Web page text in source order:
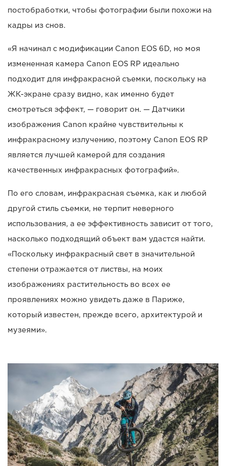
постобработки, чтобы фотографии были похожи на
кадры из снов.
«Я начинал с модификации Canon EOS 6D, но моя
измененная камера Canon EOS RP идеально
подходит для инфракрасной съемки, поскольку на
ЖК-экране сразу видно, как именно будет
смотреться эффект, — говорит он. — Датчики
изображения Canon крайне чувствительны к
инфракрасному излучению, поэтому Canon EOS RP
является лучшей камерой для создания
качественных инфракрасных фотографий».
По его словам, инфракрасная съемка, как и любой
другой стиль съемки, не терпит неверного
использования, а ее эффективность зависит от того,
насколько подходящий объект вам удастся найти.
«Поскольку инфракрасный свет в значительной
степени отражается от листвы, на моих
изображениях растительность во всех ее
проявлениях можно увидеть даже в Париже,
который известен, прежде всего, архитектурой и
музеями».